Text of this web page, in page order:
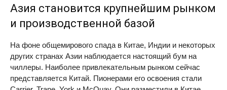
Азия становится крупнейшим рынком
и производственной базой
На фоне общемирового спада в Китае, Индии и некоторых
других странах Азии наблюдается настоящий бум на
чиллеры. Наиболее привлекательным рынком сейчас
представляется Китай. Пионерами его освоения стали